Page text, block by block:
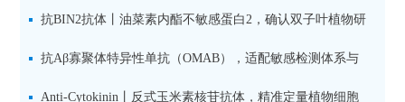
设计方案
抗BIN2抗体丨油菜素内酯不敏感蛋白2，确认双子叶植物研
究数据特异性
抗Aβ寡聚体特异性单抗（OMAB），适配敏感检测体系与
活细胞实验
Anti-Cytokinin丨反式玉米素核苷抗体，精准定量植物细胞